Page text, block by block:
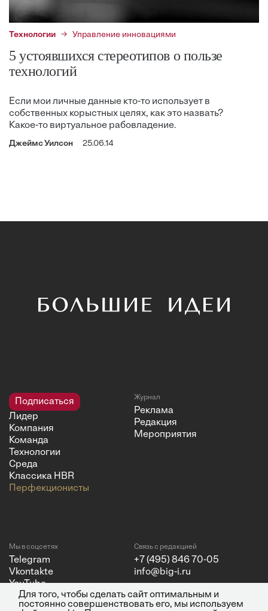
Технологии Управление инновациями
5 устоявшихся стереотипов о пользе
технологий
Если мои личные данные кто-то использует в
собственных корыстных целях, как это назвать?
Какое-то виртуальное рабовладение.
Джеймс Уилсон 25.06.14
Подписаться
Лидер
Компания
Команда
Технологии
Среда
Классика HBR
Перфекционисты
Журнал
Реклама
Редакция
Мероприятия
Мы в соцсетях
Telegram
Vkontakte
YouTube
Связь с редакцией
+7 (495) 846 70-05
info@big-i.ru
Для того, чтобы сделать сайт оптимальным и
постоянно совершенствовать его, мы используем